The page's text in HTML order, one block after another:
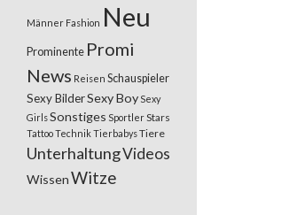
Männer Fashion Neu
Prominente Promi
News Reisen Schauspieler
Sexy BilderSexy Boy Sexy
GirlsSonstiges SportlerStars
TattooTechnikTierbabysTiere
UnterhaltungVideos
WissenWitze